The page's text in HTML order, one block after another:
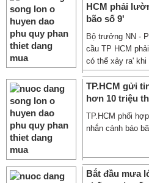
HCM phải
bão số 9'
Bộ trưởng NN -
cầu TP HCM
có thể xảy ra'
TP.HCM gửi
hơn 10 triệu
TP.HCM phối
nhắn cảnh báo
Bắt đầu mưa